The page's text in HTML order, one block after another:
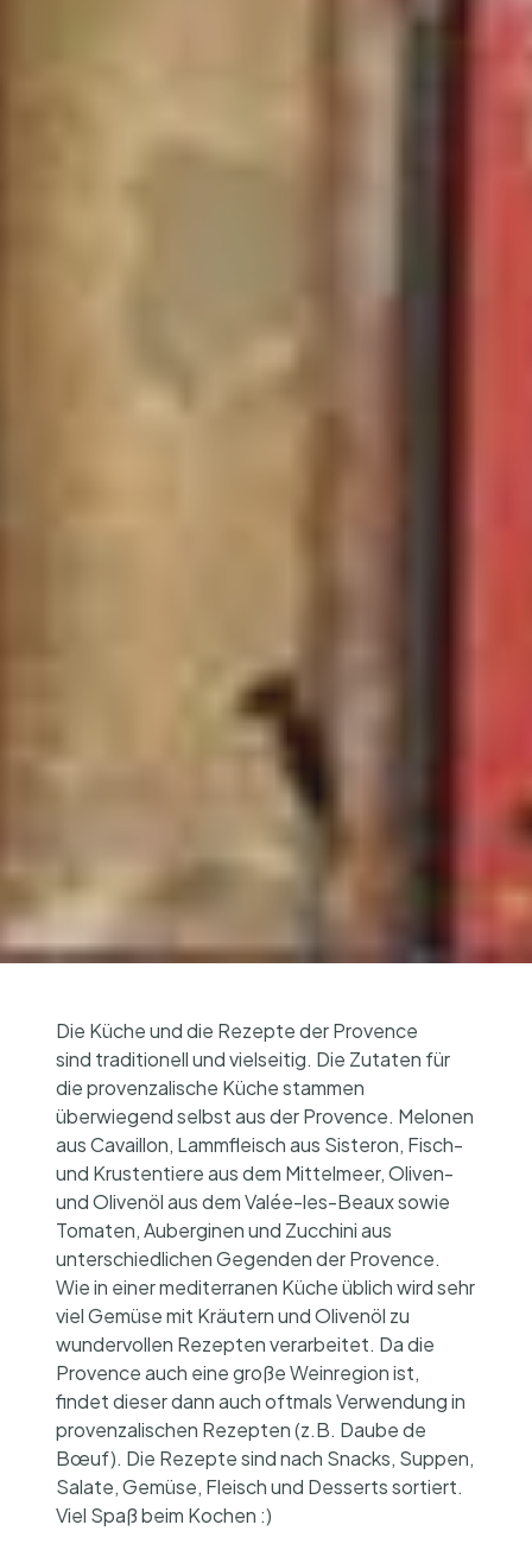
Die Küche und die Rezepte der Provence
sind traditionell und vielseitig. Die Zutaten für
die provenzalische Küche stammen
überwiegend selbst aus der Provence. Melonen
aus Cavaillon, Lammfleisch aus Sisteron, Fisch-
und Krustentiere aus dem Mittelmeer, Oliven-
und Olivenöl aus dem Valée-les-Beaux sowie
Tomaten, Auberginen und Zucchini aus
unterschiedlichen Gegenden der Provence.
Wie in einer mediterranen Küche üblich wird sehr
viel Gemüse mit Kräutern und Olivenöl zu
wundervollen Rezepten verarbeitet. Da die
Provence auch eine große Weinregion ist,
findet dieser dann auch oftmals Verwendung in
provenzalischen Rezepten (z.B. Daube de
Bœuf). Die Rezepte sind nach Snacks, Suppen,
Salate, Gemüse, Fleisch und Desserts sortiert.
Viel Spaß beim Kochen :)